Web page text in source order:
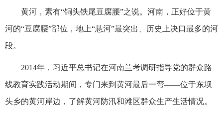
黄河，素有“铜头铁尾豆腐腰”之说。河南，正好位于黄
河的“豆腐腰”部位，地上“悬河”最突出、历史上决口最多的河
段。
2014年，习近平总书记在河南兰考调研指导党的群众路
线教育实践活动期间，专门来到黄河最后一弯——位于东坝
头乡的黄河岸边，了解黄河防汛和滩区群众生产生活情况。